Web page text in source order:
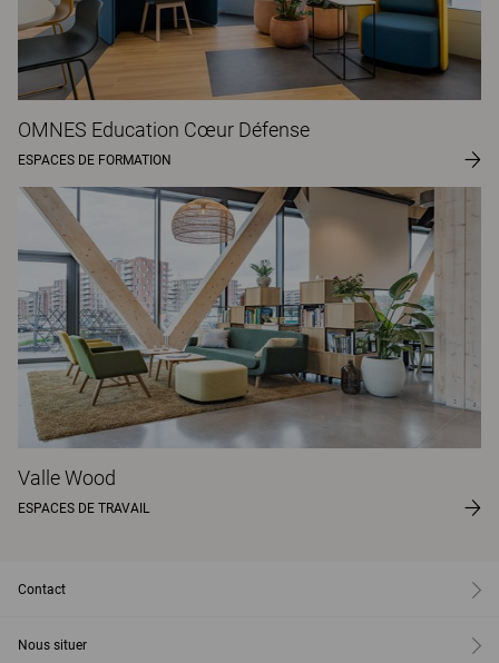
OMNES Education Cœur Défense
ESPACES DE FORMATION
Valle Wood
ESPACES DE TRAVAIL
Contact
Nous situer